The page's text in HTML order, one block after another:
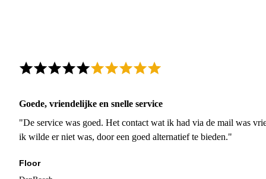
Goede, vriendelijke en snelle service
"De service was goed. Het contact wat ik had via de mail was
ik wilde er niet was, door een goed alternatief te bieden."
Floor